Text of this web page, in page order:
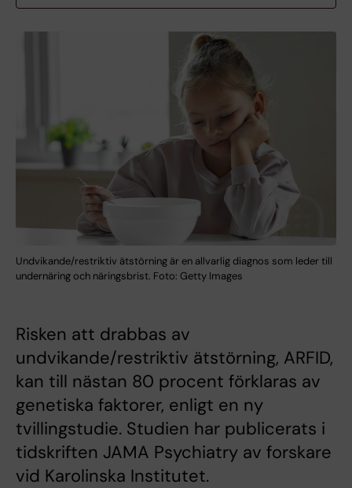
Undvikande/restriktiv ätstörning är en allvarlig diagnos som leder till
undernäring och näringsbrist. Foto: Getty Images
Risken att drabbas av
undvikande/restriktiv ätstörning, ARFID,
kan till nästan 80 procent förklaras av
genetiska faktorer, enligt en ny
tvillingstudie. Studien har publicerats i
tidskriften JAMA Psychiatry av forskare
vid Karolinska Institutet.